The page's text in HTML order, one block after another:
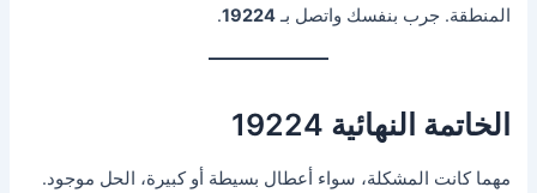
المنطقة. جرب بنفسك واتصل بـ19224
.
الخاتمة النهائية 19224
مهما كانت المشكلة، سواء أعطال بسيطة أو كبيرة، الحل موجود.